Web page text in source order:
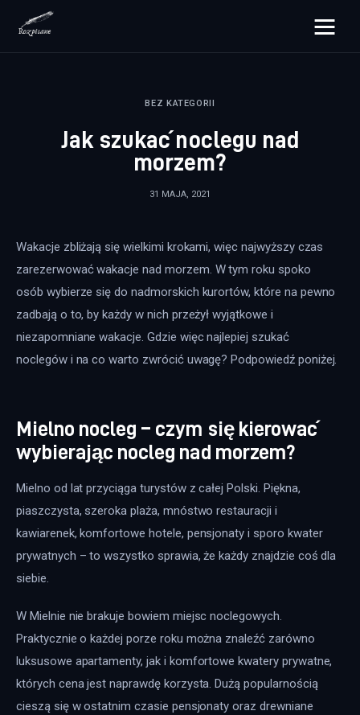
rozpisane.pl
Zdrowie
Więcej
BEZ KATEGORII
Jak szukać noclegu nad
morzem?
31 MAJA, 2021
Wakacje zbliżają się wielkimi krokami, więc najwyższy czas
zarezerwować wakacje nad morzem. W tym roku spoko
osób wybierze się do nadmorskich kurortów, które na pewno
zadbają o to, by każdy w nich przeżył wyjątkowe i
niezapomniane wakacje. Gdzie więc najlepiej szukać
noclegów i na co warto zwrócić uwagę? Podpowiedź poniżej.
Mielno nocleg – czym się kierować
wybierając nocleg nad morzem?
Mielno od lat przyciąga turystów z całej Polski. Piękna,
piaszczysta, szeroka plaża, mnóstwo restauracji i
kawiarenek, komfortowe hotele, pensjonaty i sporo kwater
prywatnych – to wszystko sprawia, że każdy znajdzie coś dla
siebie.
W Mielnie nie brakuje bowiem miejsc noclegowych.
Praktycznie o każdej porze roku można znaleźć zarówno
luksusowe apartamenty, jak i komfortowe kwatery prywatne,
których cena jest naprawdę korzysta. Dużą popularnością
cieszą się w ostatnim czasie pensjonaty oraz drewniane